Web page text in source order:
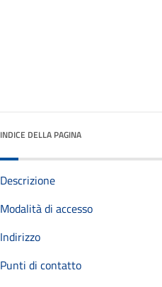
INDICE DELLA PAGINA
Descrizione
Modalità di accesso
Indirizzo
Punti di contatto